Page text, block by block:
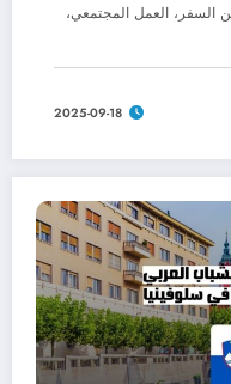
السفر، العمل المجتمعي،
2025-09-18